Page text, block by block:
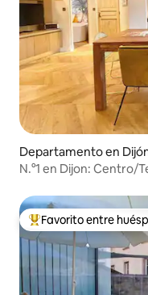
Departamento en
N.°1 en Dijon:
Favorito entre los
Favorito entre